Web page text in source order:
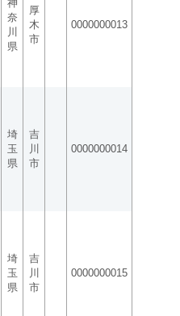
神
奈
川
県
厚
木
市
0000000013
埼
玉
県
吉
川
市
0000000014
埼
玉
県
吉
川
市
0000000015